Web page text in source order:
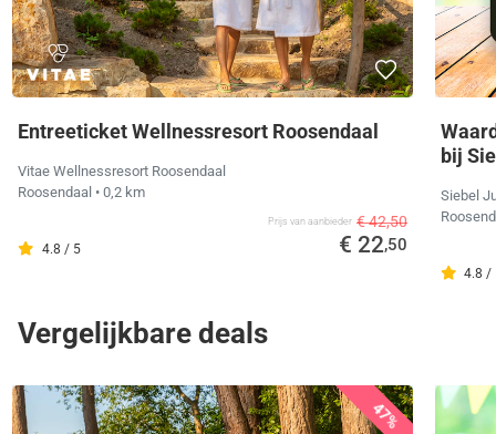
Entreeticket Wellnessresort Roosendaal
Vitae Wellnessresort Roosendaal
Roosendaal • 0,2 km
4.8 / 5
Prijs van aanbieder € 42,50
€ 22,50
bij
Siebel
4.8 /
Vergelijkbare deals
47%